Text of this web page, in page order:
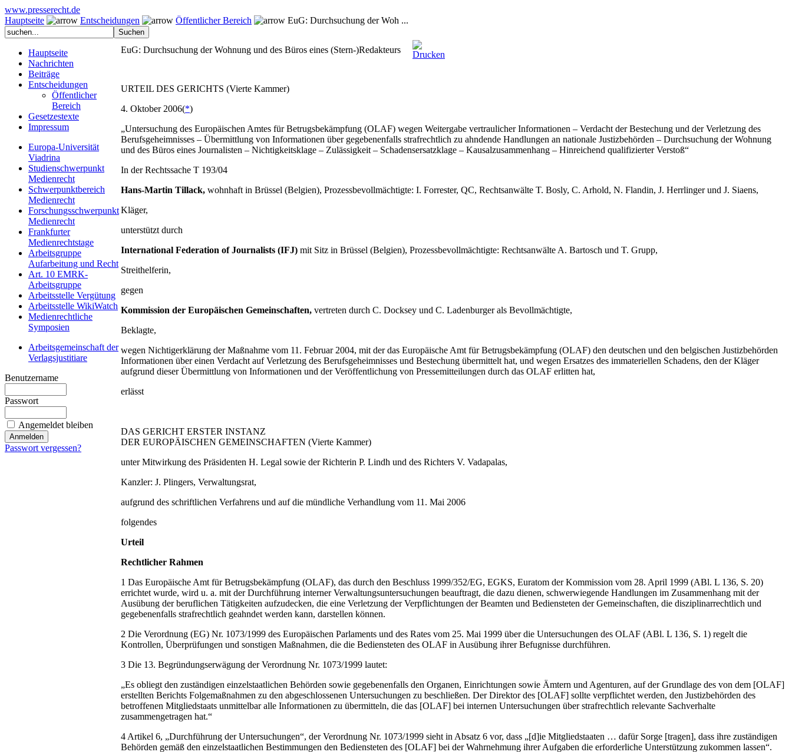
www.presserecht.de
Hauptseite
Entscheidungen Öffentlicher Bereich EuG: Durchsuchung der Woh ...
Hauptseite
Nachrichten
Beiträge
Entscheidungen
Öffentlicher
Bereich
Gesetzestexte
Impressum
Europa-Universität
Viadrina
Studienschwerpunkt
Medienrecht
Schwerpunktbereich
Medienrecht
Forschungsschwerpunkt
Medienrecht
Frankfurter
Medienrechtstage
Arbeitsgruppe
Aufarbeitung und Recht
Art. 10 EMRK-
Arbeitsgruppe
Arbeitsstelle Vergütung
Arbeitsstelle WikiWatch
Medienrechtliche
Symposien
Arbeitsgemeinschaft der
Verlagsjustitiare
Benutzername
Passwort
Angemeldet bleiben
Passwort vergessen?
EuG: Durchsuchung der Wohnung und des Büros eines (Stern-)Redakteurs
URTEIL DES GERICHTS (Vierte Kammer)
4. Oktober 2006(*)
„Untersuchung des Europäischen Amtes für Betrugsbekämpfung (OLAF) wegen Weitergabe vertraulicher Informationen – Verdacht der Bestechung und der Verletzung des
Berufsgeheimnisses – Übermittlung von Informationen über gegebenenfalls strafrechtlich zu ahndende Handlungen an nationale Justizbehörden – Durchsuchung der Wohnung
und des Büros eines Journalisten – Nichtigkeitsklage – Zulässigkeit – Schadensersatzklage – Kausalzusammenhang – Hinreichend qualifizierter Verstoß“
In der Rechtssache T 193/04
Hans-Martin Tillack, wohnhaft in Brüssel (Belgien), Prozessbevollmächtigte: I. Forrester, QC, Rechtsanwälte T. Bosly, C. Arhold, N. Flandin, J. Herrlinger und J. Siaens,
Kläger,
unterstützt durch
International Federation of Journalists (IFJ) mit Sitz in Brüssel (Belgien), Prozessbevollmächtigte: Rechtsanwälte A. Bartosch und T. Grupp,
Streithelferin,
gegen
Kommission der Europäischen Gemeinschaften, vertreten durch C. Docksey und C. Ladenburger als Bevollmächtigte,
Beklagte,
wegen Nichtigerklärung der Maßnahme vom 11. Februar 2004, mit der das Europäische Amt für Betrugsbekämpfung (OLAF) den deutschen und den belgischen Justizbehörden
Informationen über einen Verdacht auf Verletzung des Berufsgeheimnisses und Bestechung übermittelt hat, und wegen Ersatzes des immateriellen Schadens, den der Kläger
aufgrund dieser Übermittlung von Informationen und der Veröffentlichung von Pressemitteilungen durch das OLAF erlitten hat,
erlässt
DAS GERICHT ERSTER INSTANZ
DER EUROPÄISCHEN GEMEINSCHAFTEN (Vierte Kammer)
unter Mitwirkung des Präsidenten H. Legal sowie der Richterin P. Lindh und des Richters V. Vadapalas,
Kanzler: J. Plingers, Verwaltungsrat,
aufgrund des schriftlichen Verfahrens und auf die mündliche Verhandlung vom 11. Mai 2006
folgendes
Urteil
Rechtlicher Rahmen
1 Das Europäische Amt für Betrugsbekämpfung (OLAF), das durch den Beschluss 1999/352/EG, EGKS, Euratom der Kommission vom 28. April 1999 (ABl. L 136, S. 20)
errichtet wurde, wird u. a. mit der Durchführung interner Verwaltungsuntersuchungen beauftragt, die dazu dienen, schwerwiegende Handlungen im Zusammenhang mit der
Ausübung der beruflichen Tätigkeiten aufzudecken, die eine Verletzung der Verpflichtungen der Beamten und Bediensteten der Gemeinschaften, die disziplinarrechtlich und
gegebenenfalls strafrechtlich geahndet werden kann, darstellen können.
2 Die Verordnung (EG) Nr. 1073/1999 des Europäischen Parlaments und des Rates vom 25. Mai 1999 über die Untersuchungen des OLAF (ABl. L 136, S. 1) regelt die
Kontrollen, Überprüfungen und sonstigen Maßnahmen, die die Bediensteten des OLAF in Ausübung ihrer Befugnisse durchführen.
3 Die 13. Begründungserwägung der Verordnung Nr. 1073/1999 lautet:
„Es obliegt den zuständigen einzelstaatlichen Behörden sowie gegebenenfalls den Organen, Einrichtungen sowie Ämtern und Agenturen, auf der Grundlage des von dem [OLAF]
erstellten Berichts Folgemaßnahmen zu den abgeschlossenen Untersuchungen zu beschließen. Der Direktor des [OLAF] sollte verpflichtet werden, den Justizbehörden des
betroffenen Mitgliedstaats unmittelbar alle Informationen zu übermitteln, die das [OLAF] bei internen Untersuchungen über strafrechtlich relevante Sachverhalte
zusammengetragen hat.“
4 Artikel 6, „Durchführung der Untersuchungen“, der Verordnung Nr. 1073/1999 sieht in Absatz 6 vor, dass „[d]ie Mitgliedstaaten … dafür Sorge [tragen], dass ihre zuständigen
Behörden gemäß den einzelstaatlichen Bestimmungen den Bediensteten des [OLAF] bei der Wahrnehmung ihrer Aufgaben die erforderliche Unterstützung zukommen lassen“.